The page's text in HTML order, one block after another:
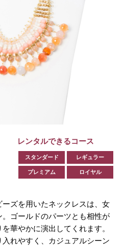
レンタルできるコース
スタンダード レギュラー
プレミアム ロイヤル
ーズを用いたネックレスは、女
ゴールドのパーツとも相性が
華やかに演出してくれます。
れやすく、カジュアルシーン